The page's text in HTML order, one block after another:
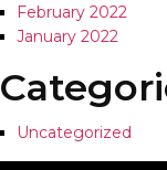
February 2022
January 2022
Uncategorized